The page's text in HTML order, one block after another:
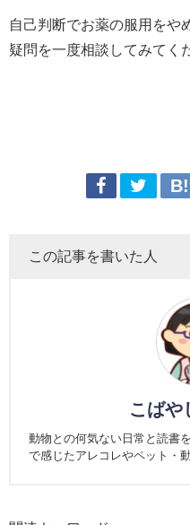
自己判断でお薬の服用をや
疑問を一度相談してみてく
この記事を書いた人
こば
動物との何気ない日常と読書
で感じたアレコレやペット・